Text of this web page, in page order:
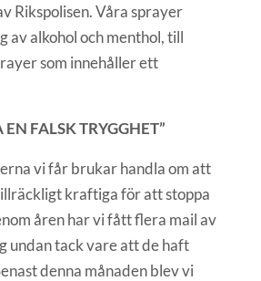
Rikspolisen. Våra sprayer
av alkohol och menthol, till
som innehåller ett
FALSK TRYGGHET”
vi får brukar handla om att
kraftiga för att stoppa
åren har vi fått flera mail av
undan tack vare att de haft
denna månaden blev vi